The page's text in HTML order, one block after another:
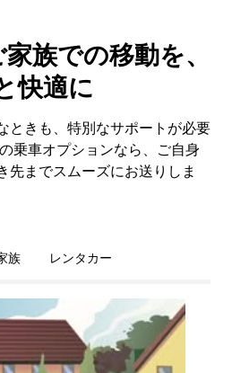
族での移動を、
快適に
ときも、特別なサポートが必要
乗車オプションなら、ご自身
先までスムーズにお送りしま
族 レンタカー